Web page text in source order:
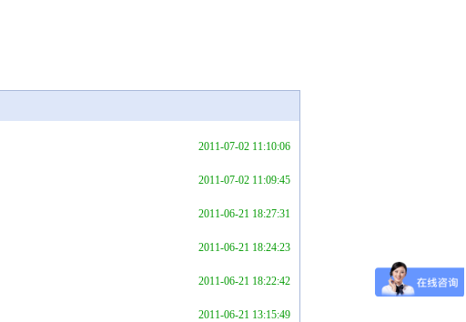
2011-07-02 11:10:06
2011-07-02 11:09:45
2011-06-21 18:27:31
2011-06-21 18:24:23
2011-06-21 18:22:42
2011-06-21 13:15:49